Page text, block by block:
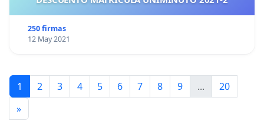
250 firmas
12 May 2021
1 2 3 4 5 6 7 8 9 ...
20
»